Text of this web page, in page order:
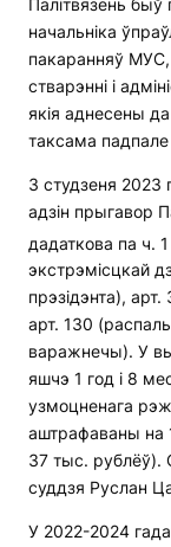
начальніка
пакаранняў
стварэнні і
якія аднесены
таксама падпале
3 студзеня 2023
адзін прыгавор
дадаткова па ч. 1
экстрэмісцкай
прэзідэнта),
арт. 130
варажнечы). У
яшчэ 1 год і 8
узмоцненага
аштрафаваны на
37 тыс.
суддзя Руслан
У 2022-2024